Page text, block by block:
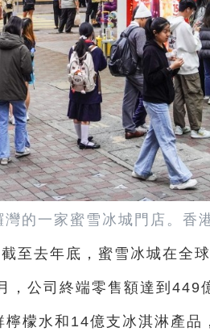
灣的一家蜜雪冰城門店。香
至去年底，蜜雪冰城在全
，公司終端零售額達到449
檬水和14億支冰淇淋產品